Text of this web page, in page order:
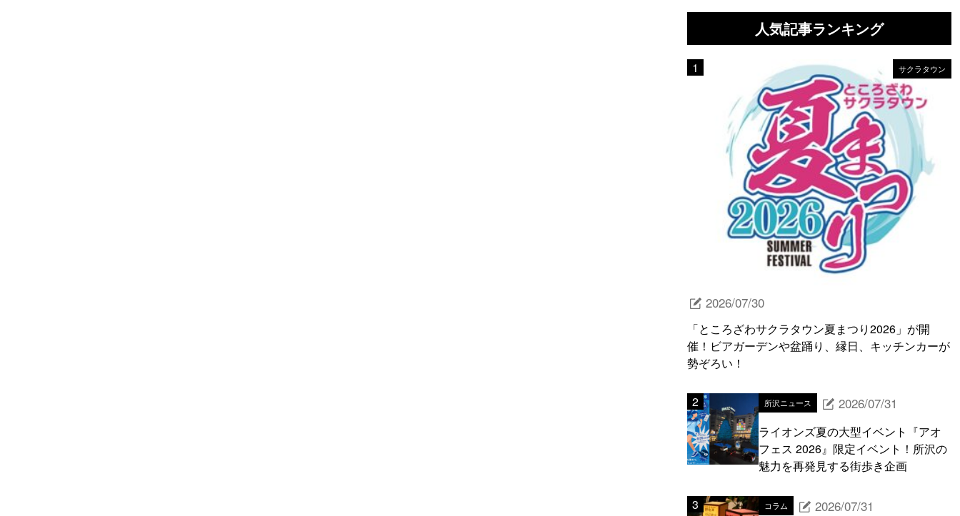
人気記事ランキング
サクラタウン
2026/07/30
「ところざわサクラタウン夏まつり2026」が開
催！ビアガーデンや盆踊り、縁日、キッチンカーが
勢ぞろい！
所沢ニュース 2026/07/31
ライオンズ夏の大型イベント『アオ
フェス 2026』限定イベント！所沢の
魅力を再発見する街歩き企画
コラム 2026/07/31